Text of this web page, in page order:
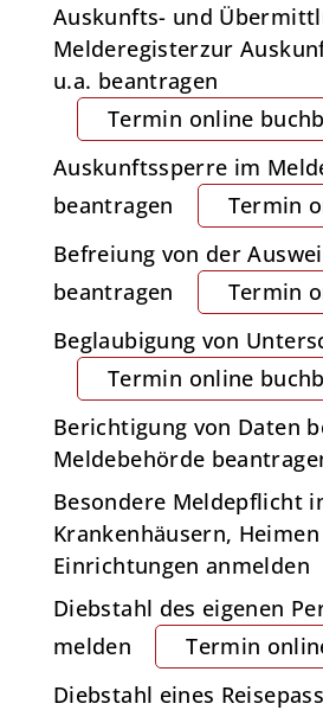
Auskunfts- und
Melderegisterzur
u.a. beantragen
Termin online
Auskunftssperre im
beantragen
Termin
Befreiung von der
beantragen
Termin
Beglaubigung von
Termin online
Berichtigung von Daten
Meldebehörde
Besondere Meldepflicht
Krankenhäusern,
Einrichtungen anmelden
Diebstahl des eigenen
melden
Termin
Diebstahl eines